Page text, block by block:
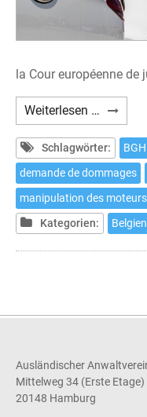
la Cour européenne de
Weiterlesen … En
Belgique,
une
action
en
justice
contre
18
Schlagwörter: BGH
demande de dommages
manipulation des moteurs
Kategorien:
Ausländischer
Mittelweg 34 (Erste Etage)
20148 Hamburg